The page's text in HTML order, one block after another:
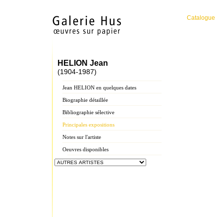
Catalogue
HELION Jean
(1904-1987)
Jean HELION en quelques dates
Biographie détaillée
Bibliographie sélective
Principales expositions
Notes sur l'artiste
Oeuvres disponibles